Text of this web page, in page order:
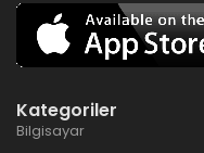
Kategoriler
Bilgisayar